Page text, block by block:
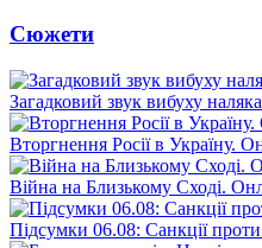
Сюжети
Загадковий звук вибуху
Вторгнення Росії в Україну.
Війна на Близькому Сході.
Підсумки 06.08: Санкції